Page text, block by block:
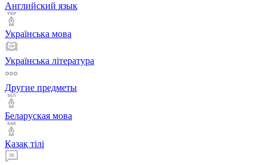
Английский язык
Українська мова
Українська література
Другие предметы
Беларуская мова
Қазақ тiлi